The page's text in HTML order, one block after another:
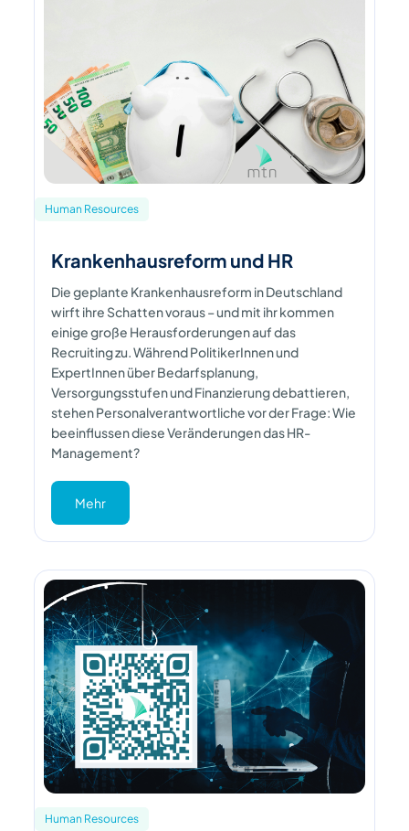
Human Resources
Krankenhausreform und HR
Die geplante Krankenhausreform in Deutschland
wirft ihre Schatten voraus – und mit ihr kommen
einige große Herausforderungen auf das
Recruiting zu. Während PolitikerInnen und
ExpertInnen über Bedarfsplanung,
Versorgungsstufen und Finanzierung debattieren,
stehen Personalverantwortliche vor der Frage: Wie
beeinflussen diese Veränderungen das HR-
Management?
Mehr
Human Resources